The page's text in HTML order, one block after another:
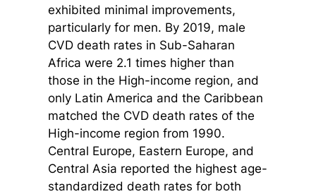
exhibited minimal improvements,
particularly for men. By 2019, male
CVD death rates in Sub-Saharan
Africa were 2.1 times higher than
those in the High-income region, and
only Latin America and the Caribbean
matched the CVD death rates of the
High-income region from 1990.
Central Europe, Eastern Europe, and
Central Asia reported the highest age-
standardized death rates for both